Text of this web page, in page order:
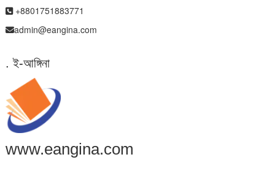
+8801751883771
admin@eangina.com
. ই-আঙ্গিনা
www.eangina.com